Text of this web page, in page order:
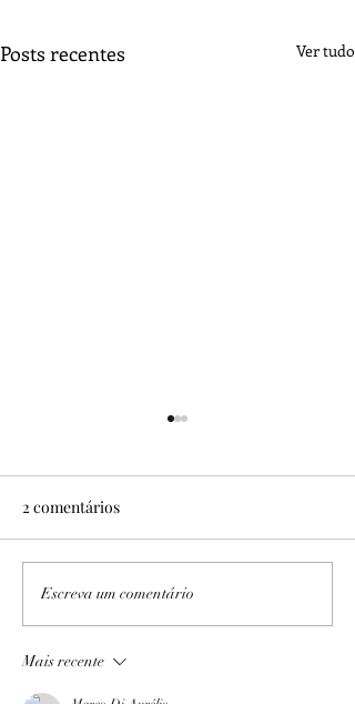
Posts recentes Ver tudo
2 comentários
Escreva um comentário
Mais recente